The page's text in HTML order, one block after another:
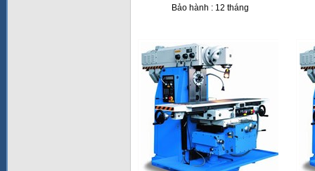
Bảo hành : 12 tháng